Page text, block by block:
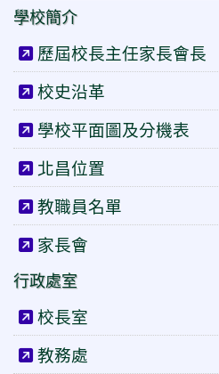
學校簡介
歷屆校長主任家長會長
校史沿革
學校平面圖及分機表
北昌位置
教職員名單
家長會
行政處室
校長室
教務處